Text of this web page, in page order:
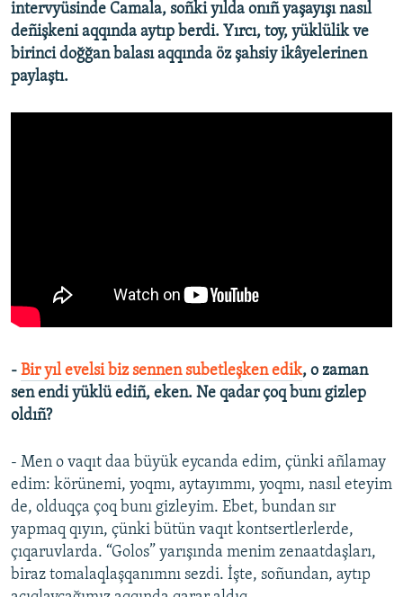
intervyüsinde Camala, soñki yılda onıñ yaşayışı nasıl
deñişkeni aqqında aytıp berdi. Yırcı, toy, yüklülik ve
birinci doğğan balası aqqında öz şahsiy ikâyelerinen
paylaştı.
- Bir yıl evelsi biz sennen subetleşken edik, o zaman
sen endi yüklü ediñ, eken. Ne qadar çoq bunı gizlep
oldıñ?
- Men o vaqıt daa büyük eycanda edim, çünki añlamay
edim: körünemi, yoqmı, aytayımmı, yoqmı, nasıl eteyim
de, olduqça çoq bunı gizleyim. Ebet, bundan sır
yapmaq qıyın, çünki bütün vaqıt kontsertlerlerde,
çıqaruvlarda. “Golos” yarışında menim zenaatdaşları,
biraz tomalaqlaşqanımnı sezdi. İşte, soñundan, aytıp